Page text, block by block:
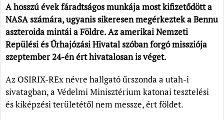
A hosszú évek fáradtságos munkája most kifizetődött a
NASA számára, ugyanis sikeresen megérkeztek a Bennu
aszteroida mintái a Földre. Az amerikai Nemzeti
Repülési és Űrhajózási Hivatal szóban forgó missziója
szeptember 24-én ért hivatalosan is véget.
Az OSIRIX-REx névre hallgató űrszonda a utah-i
sivatagban, a Védelmi Minisztérium katonai tesztelési
és kiképzési területétől nem messze, ért földet.